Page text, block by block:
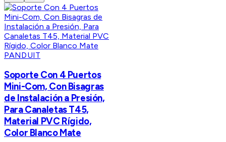
PANDUIT
Soporte Con 4 Puertos
Mini-Com, Con Bisagras
de Instalación a Presión,
Para Canaletas T45,
Material PVC Rígido,
Color Blanco Mate